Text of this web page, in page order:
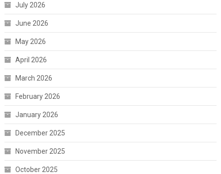
July 2026
June 2026
May 2026
April 2026
March 2026
February 2026
January 2026
December 2025
November 2025
October 2025